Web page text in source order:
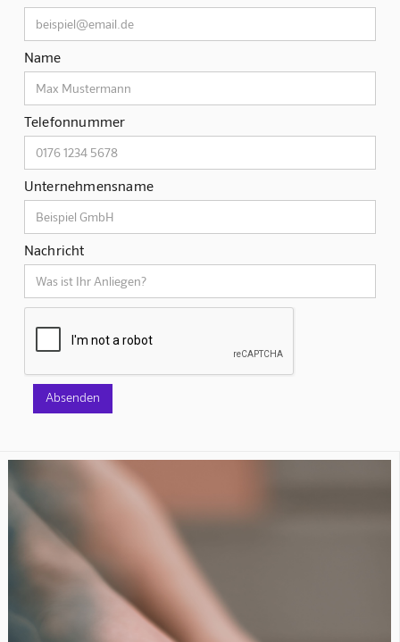
Name
Telefonnummer
Unternehmensname
Nachricht